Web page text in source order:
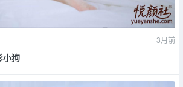
3月前
小狗